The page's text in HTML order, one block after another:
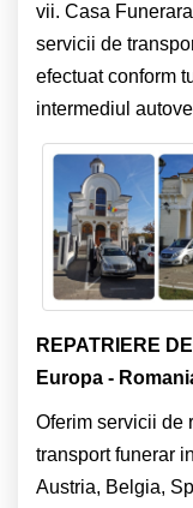
vii. Casa
servicii de
efectuat conform
intermediul
REPATRIERE
Europa -
Oferim servicii de
transport funerar
Austria, Belgia,